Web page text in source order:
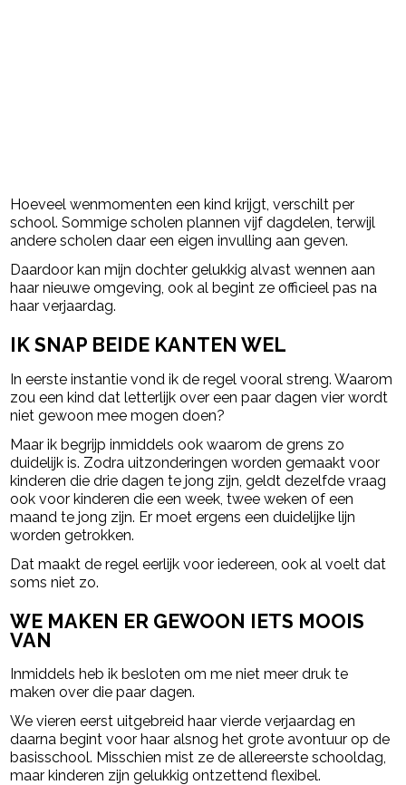
Hoeveel wenmomenten een kind krijgt, verschilt per
school. Sommige scholen plannen vijf dagdelen, terwijl
andere scholen daar een eigen invulling aan geven.
Daardoor kan mijn dochter gelukkig alvast wennen aan
haar nieuwe omgeving, ook al begint ze officieel pas na
haar verjaardag.
IK SNAP BEIDE KANTEN WEL
In eerste instantie vond ik de regel vooral streng. Waarom
zou een kind dat letterlijk over een paar dagen vier wordt
niet gewoon mee mogen doen?
Maar ik begrijp inmiddels ook waarom de grens zo
duidelijk is. Zodra uitzonderingen worden gemaakt voor
kinderen die drie dagen te jong zijn, geldt dezelfde vraag
ook voor kinderen die een week, twee weken of een
maand te jong zijn. Er moet ergens een duidelijke lijn
worden getrokken.
Dat maakt de regel eerlijk voor iedereen, ook al voelt dat
soms niet zo.
WE MAKEN ER GEWOON IETS MOOIS
VAN
Inmiddels heb ik besloten om me niet meer druk te
maken over die paar dagen.
We vieren eerst uitgebreid haar vierde verjaardag en
daarna begint voor haar alsnog het grote avontuur op de
basisschool. Misschien mist ze de allereerste schooldag,
maar kinderen zijn gelukkig ontzettend flexibel.